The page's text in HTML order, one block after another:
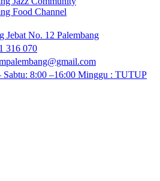
Food Channel
Jebat No. 12 Palembang
316 070
Sabtu: 8:00 –16:00 Minggu : TUTUP